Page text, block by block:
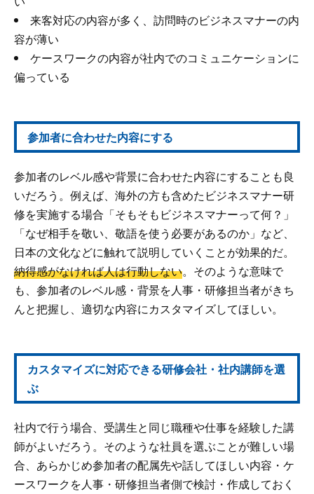
来客対応の内容が多く、訪問時のビジネスマナーの内
容が薄い
ケースワークの内容が社内でのコミュニケーションに
偏っている
参加者に合わせた内容にする
参加者のレベル感や背景に合わせた内容にすることも良
いだろう。例えば、海外の方も含めたビジネスマナー研
修を実施する場合「そもそもビジネスマナーって何？」
「なぜ相手を敬い、敬語を使う必要があるのか」など、
日本の文化などに触れて説明していくことが効果的だ。
納得感がなければ人は行動しない。そのような意味で
も、参加者のレベル感・背景を人事・研修担当者がきち
んと把握し、適切な内容にカスタマイズしてほしい。
カスタマイズに対応できる研修会社・社内講師を選
ぶ
社内で行う場合、受講生と同じ職種や仕事を経験した講
師がよいだろう。そのような社員を選ぶことが難しい場
合、あらかじめ参加者の配属先や話してほしい内容・ケ
ースワークを人事・研修担当者側で検討・作成しておく